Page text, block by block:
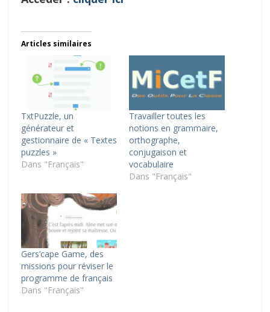
Articles similaires
TxtPuzzle, un
générateur et
gestionnaire de « Textes
puzzles »
Dans "Français"
Travailler toutes les
notions en grammaire,
orthographe,
conjugaison et
vocabulaire
Dans "Français"
Gers’cape Game, des
missions pour réviser le
programme de français
Dans "Français"